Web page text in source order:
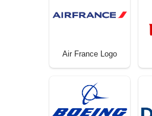
Air France Logo